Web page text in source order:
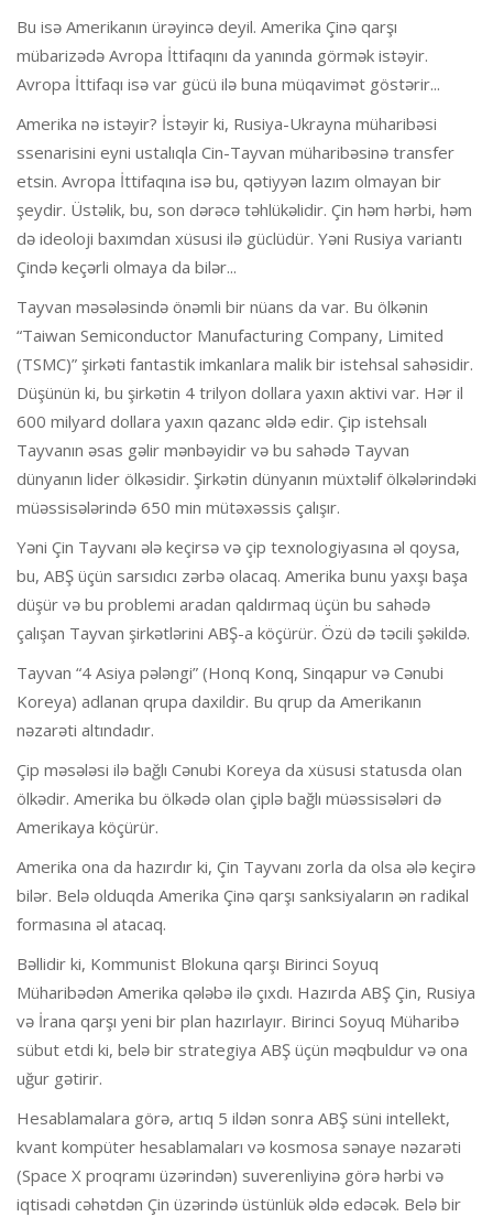
Bu isə Amerikanın ürəyincə deyil. Amerika Çinə qarşı
mübarizədə Avropa İttifaqını da yanında görmək istəyir.
Avropa İttifaqı isə var gücü ilə buna müqavimət göstərir...
Amerika nə istəyir? İstəyir ki, Rusiya-Ukrayna müharibəsi
ssenarisini eyni ustalıqla Cin-Tayvan müharibəsinə transfer
etsin. Avropa İttifaqına isə bu, qətiyyən lazım olmayan bir
şeydir. Üstəlik, bu, son dərəcə təhlükəlidir. Çin həm hərbi, həm
də ideoloji baxımdan xüsusi ilə güclüdür. Yəni Rusiya variantı
Çində keçərli olmaya da bilər...
Tayvan məsələsində önəmli bir nüans da var. Bu ölkənin
“Taiwan Semiconductor Manufacturing Company, Limited
(TSMC)” şirkəti fantastik imkanlara malik bir istehsal sahəsidir.
Düşünün ki, bu şirkətin 4 trilyon dollara yaxın aktivi var. Hər il
600 milyard dollara yaxın qazanc əldə edir. Çip istehsalı
Tayvanın əsas gəlir mənbəyidir və bu sahədə Tayvan
dünyanın lider ölkəsidir. Şirkətin dünyanın müxtəlif ölkələrindəki
müəssisələrində 650 min mütəxəssis çalışır.
Yəni Çin Tayvanı ələ keçirsə və çip texnologiyasına əl qoysa,
bu, ABŞ üçün sarsıdıcı zərbə olacaq. Amerika bunu yaxşı başa
düşür və bu problemi aradan qaldırmaq üçün bu sahədə
çalışan Tayvan şirkətlərini ABŞ-a köçürür. Özü də təcili şəkildə.
Tayvan “4 Asiya pələngi” (Honq Konq, Sinqapur və Cənubi
Koreya) adlanan qrupa daxildir. Bu qrup da Amerikanın
nəzarəti altındadır.
Çip məsələsi ilə bağlı Cənubi Koreya da xüsusi statusda olan
ölkədir. Amerika bu ölkədə olan çiplə bağlı müəssisələri də
Amerikaya köçürür.
Amerika ona da hazırdır ki, Çin Tayvanı zorla da olsa ələ keçirə
bilər. Belə olduqda Amerika Çinə qarşı sanksiyaların ən radikal
formasına əl atacaq.
Bəllidir ki, Kommunist Blokuna qarşı Birinci Soyuq
Müharibədən Amerika qələbə ilə çıxdı. Hazırda ABŞ Çin, Rusiya
və İrana qarşı yeni bir plan hazırlayır. Birinci Soyuq Müharibə
sübut etdi ki, belə bir strategiya ABŞ üçün məqbuldur və ona
uğur gətirir.
Hesablamalara görə, artıq 5 ildən sonra ABŞ süni intellekt,
kvant kompüter hesablamaları və kosmosa sənaye nəzarəti
(Space X proqramı üzərindən) suverenliyinə görə hərbi və
iqtisadi cəhətdən Çin üzərində üstünlük əldə edəcək. Belə bir